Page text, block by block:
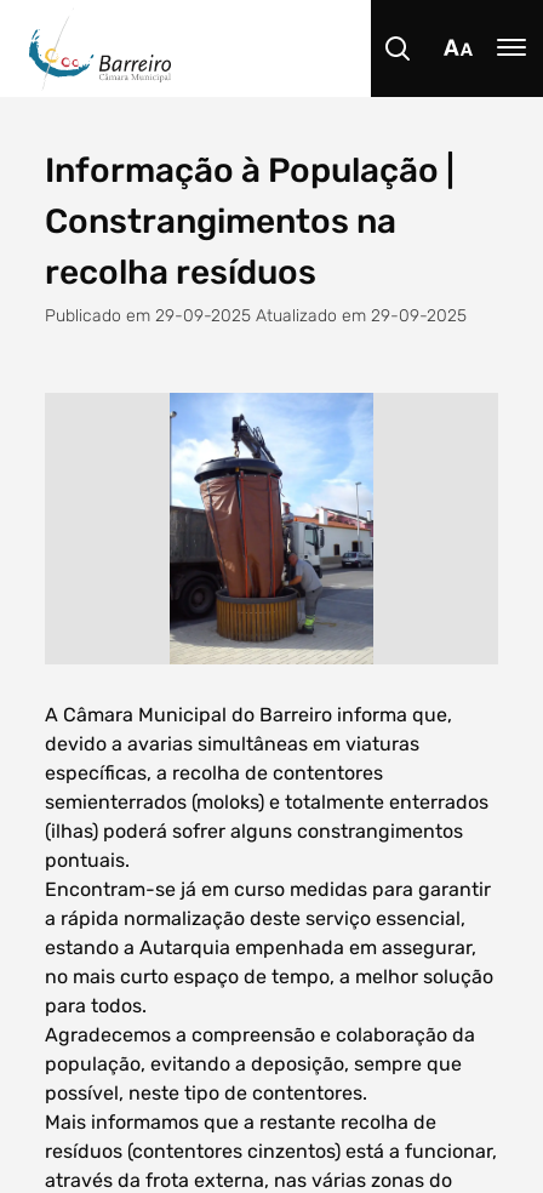
Procurar
Filtro dos anos
Filtros dos meses
data
procurar
Informação à População |
Constrangimentos na
recolha resíduos
Publicado em 29-09-2025 Atualizado em 29-09-2025
A Câmara Municipal do Barreiro informa que,
devido a avarias simultâneas em viaturas
específicas, a recolha de contentores
semienterrados (moloks) e totalmente enterrados
(ilhas) poderá sofrer alguns constrangimentos
pontuais.
Encontram-se já em curso medidas para garantir
a rápida normalização deste serviço essencial,
estando a Autarquia empenhada em assegurar,
no mais curto espaço de tempo, a melhor solução
para todos.
Agradecemos a compreensão e colaboração da
população, evitando a deposição, sempre que
possível, neste tipo de contentores.
Mais informamos que a restante recolha de
resíduos (contentores cinzentos) está a funcionar,
através da frota externa, nas várias zonas do